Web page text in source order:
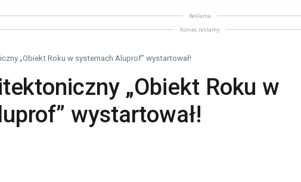
Reklama
Koniec reklamy
„Obiekt Roku w systemach Aluprof” wystartował!
„Obiekt Roku w
wystartował!